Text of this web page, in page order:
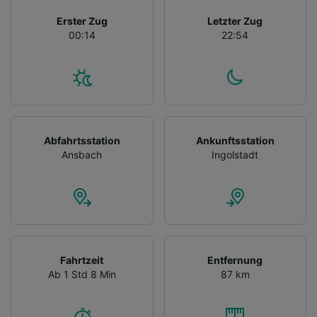
Erster Zug
00:14
Letzter Zug
22:54
Abfahrtsstation
Ansbach
Ankunftsstation
Ingolstadt
Fahrtzeit
Ab 1 Std 8 Min
Entfernung
87 km